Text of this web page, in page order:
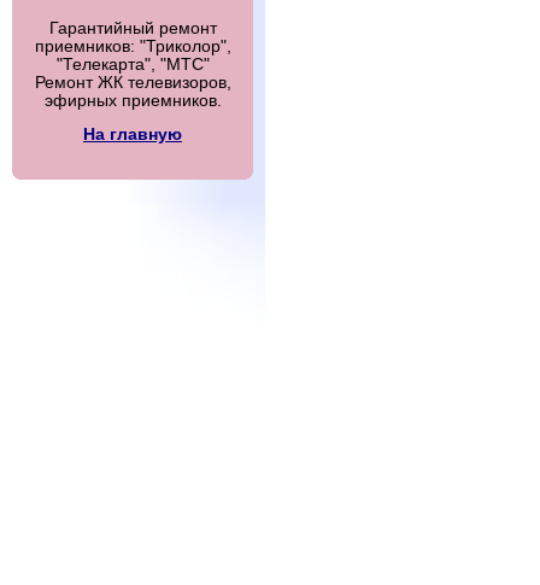
Гарантийный ремонт
приемников: "Триколор",
"Телекарта", "МТС"
Ремонт ЖК телевизоров,
эфирных приемников.
На главную